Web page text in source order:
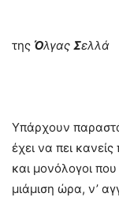
της Όλγας Σελλά
Υπάρχουν
έχει να πει
και μονόλογοι
μιάμιση ώρα, ν’